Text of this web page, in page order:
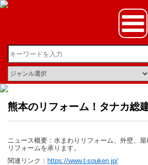
熊本のリフォーム！タナカ総
ニュース概要：水まわりリフォーム、外壁、
リフォームを承ります。
関連リンク： https://www.t-souken.jp/